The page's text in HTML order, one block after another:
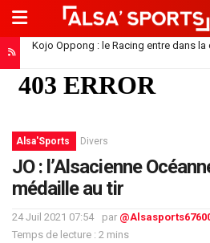
Kojo Oppong : le Racing entre dans la
Saïdou Sow file à Nantes : un départ
Alsa'Sports Divers
JO : l’Alsacienne
médaille au tir
24 Juil 2021 07:54 par
Temps de lecture : 2 mins